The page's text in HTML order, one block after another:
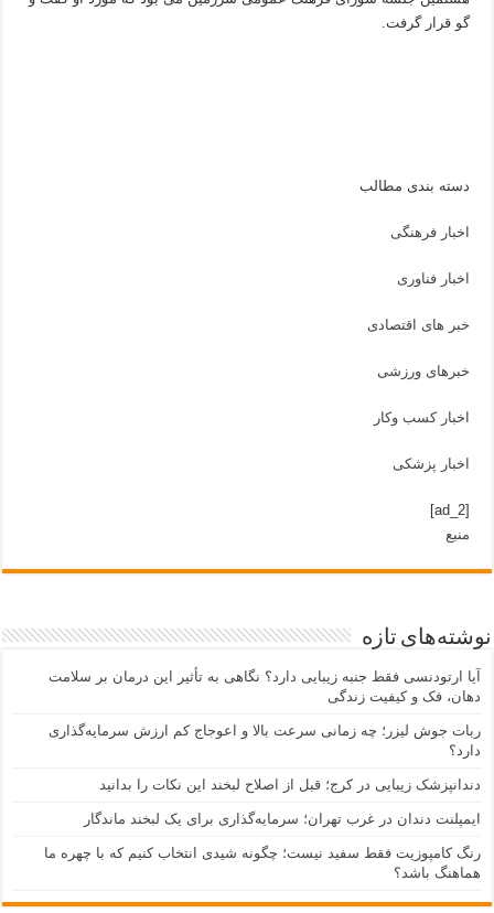
گو قرار گرفت.
دسته بندی مطالب
اخبار فرهنگی
اخبار فناوری
خبر های اقتصادی
خبرهای ورزشی
اخبار کسب وکار
اخبار پزشکی
[ad_2]
منبع
نوشته‌های تازه
آیا ارتودنسی فقط جنبه زیبایی دارد؟ نگاهی به تأثیر این درمان بر سلامت
دهان، فک و کیفیت زندگی
ربات جوش لیزر؛ چه زمانی سرعت بالا و اعوجاج کم ارزش سرمایه‌گذاری
دارد؟
دندانپزشک زیبایی در کرج؛ قبل از اصلاح لبخند این نکات را بدانید
ایمپلنت دندان در غرب تهران؛ سرمایه‌گذاری برای یک لبخند ماندگار
رنگ کامپوزیت فقط سفید نیست؛ چگونه شیدی انتخاب کنیم که با چهره ما
هماهنگ باشد؟